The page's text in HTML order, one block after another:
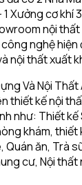
Xưởng cơ khí
nội
nghệ
nội thất xuất
Và Nội Thất
thiết kế nội
như: Thiết kế
khám,
ăn, Trà
cư, Nội thất